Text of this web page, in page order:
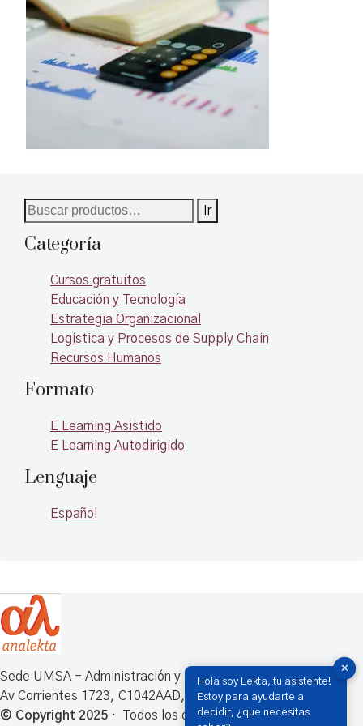
objetivo de aumentar el valor
organizacional mediante
prácticas y tableros de comando.
posibles indicadores a generar
materialización de estos en un
de comando, a fin de que los
seleccionados realmente ayuden al
tomador de decisiones a tener
en su gestión.
Buscar
por:
Ir
Categoría
Cursos gratuitos
Educación y Tecnología
Estrategia Organizacional
Logística y Procesos de Supply Chain
Recursos Humanos
Formato
E Learning Asistido
E Learning Autodirigido
Lenguaje
Español
Sede UMSA - Administración y atención de Alumnos
Av Corrientes 1723, C1042AAD, CABA, Argentina
© Copyright 2025 ·
Todos los derechos reservados
✕
Hola soy Lekta, tu asistente!
Estoy para ayudarte a
decidir, ¿que necesitas